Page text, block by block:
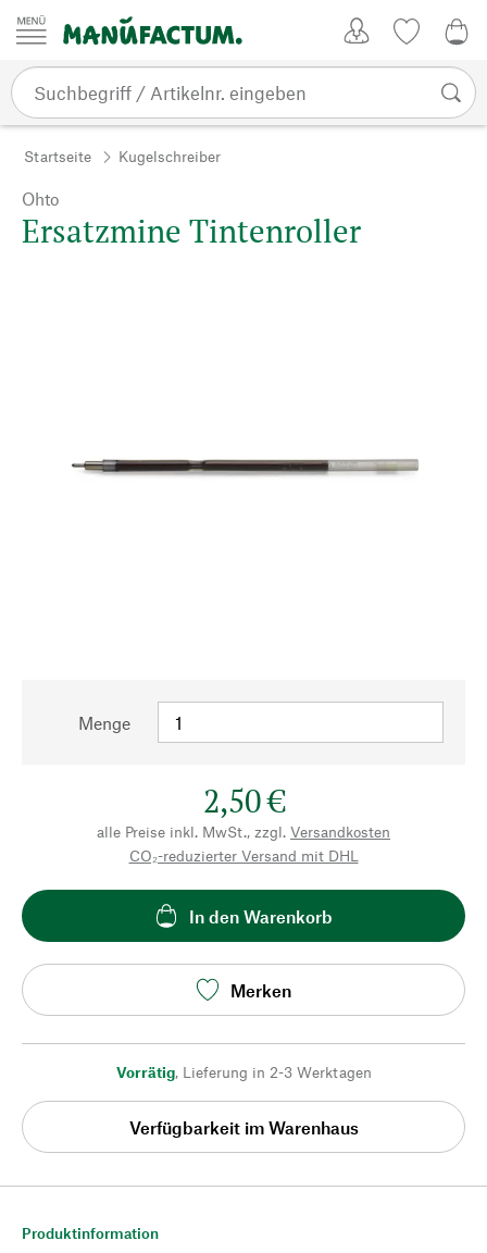
Zum Inhalt springen
Startseite Kugelschreiber
Ohto
Ersatzmine Tintenroller
Menge
2,50 €
alle Preise inkl. MwSt., zzgl. Versandkosten
CO₂-reduzierter Versand mit DHL
In den Warenkorb
Merken
Vorrätig, Lieferung in 2-3 Werktagen
Verfügbarkeit im Warenhaus
Produktinformation